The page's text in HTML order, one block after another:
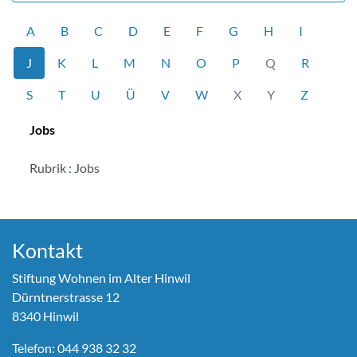
A B C D E F G H I
J K L M N O P Q R
S T U Ü V W X Y Z
Jobs
Rubrik : Jobs
Kontakt
Stiftung Wohnen im Alter Hinwil
Dürntnerstrasse 12
8340 Hinwil
Telefon: 044 938 32 32